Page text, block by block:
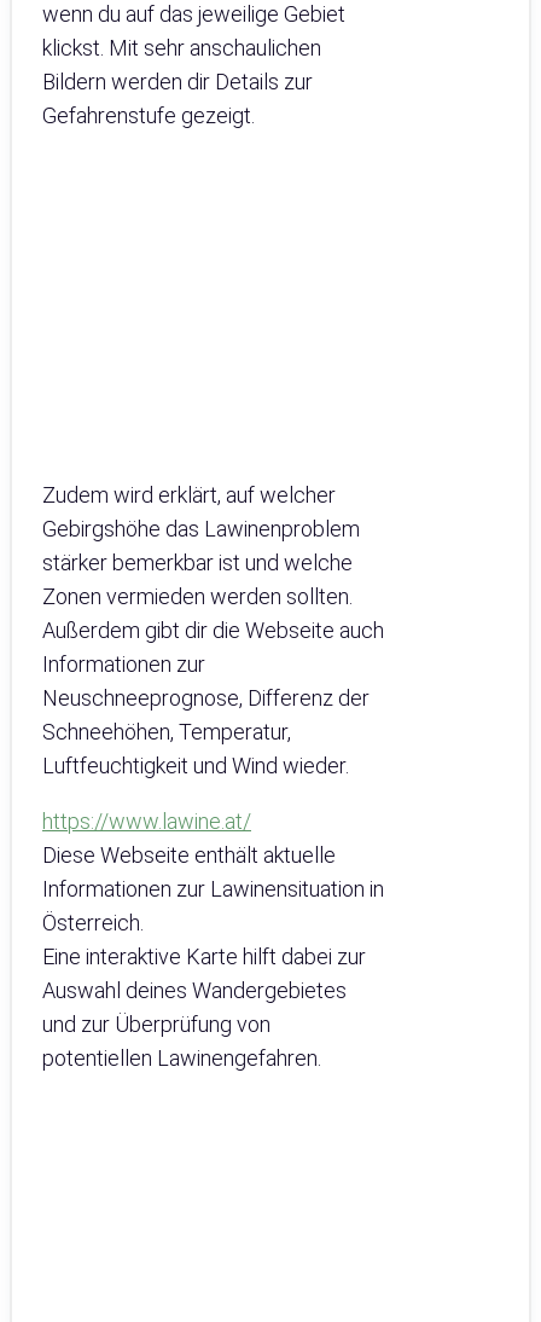
wenn du auf das jeweilige Gebiet
klickst. Mit sehr anschaulichen
Bildern werden dir Details zur
Gefahrenstufe gezeigt.
Zudem wird erklärt, auf welcher
Gebirgshöhe das Lawinenproblem
stärker bemerkbar ist und welche
Zonen vermieden werden sollten.
Außerdem gibt dir die Webseite auch
Informationen zur
Neuschneeprognose, Differenz der
Schneehöhen, Temperatur,
Luftfeuchtigkeit und Wind wieder.
https://www.lawine.at/
Diese Webseite enthält aktuelle
Informationen zur Lawinensituation in
Österreich.
Eine interaktive Karte hilft dabei zur
Auswahl deines Wandergebietes
und zur Überprüfung von
potentiellen Lawinengefahren.